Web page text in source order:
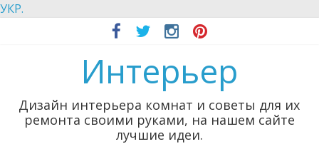
УКР.
Интерьер
Дизайн интерьера комнат и советы для их
ремонта своими руками, на нашем сайте
лучшие идеи.